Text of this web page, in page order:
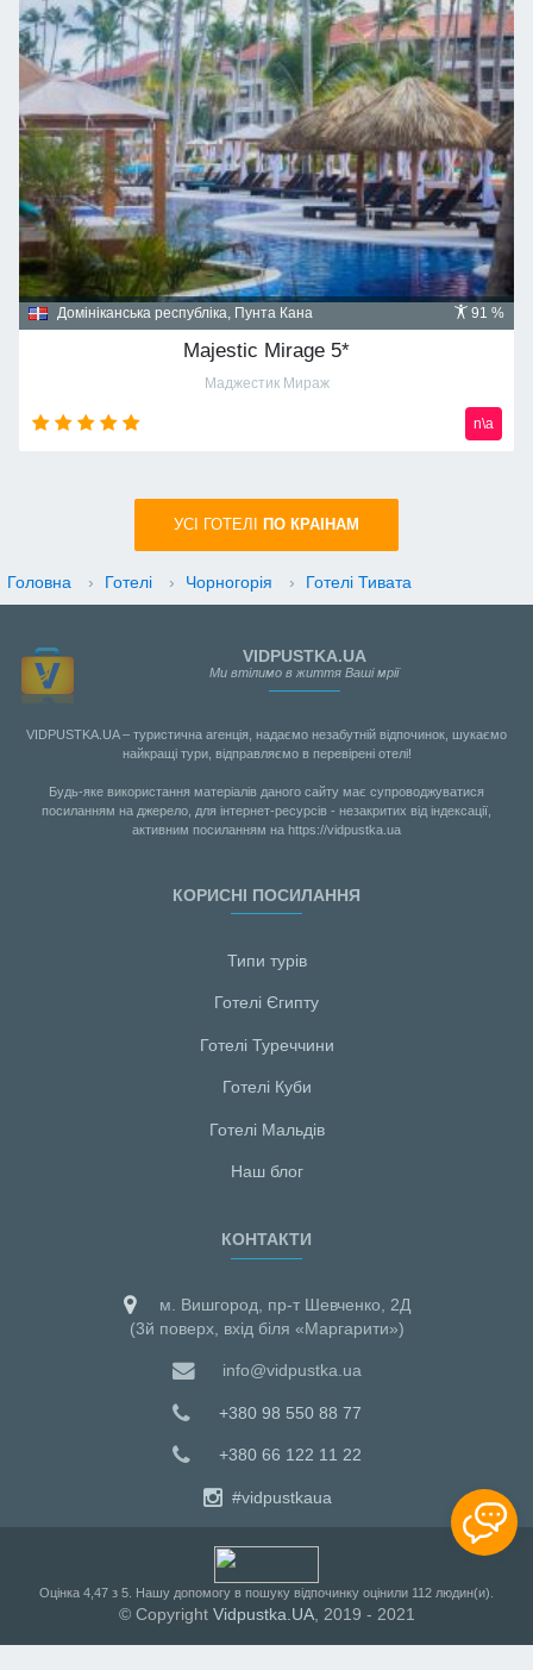
91 %
Домініканська республіка, Пунта Кана
Majestic Mirage 5*
Маджестик Мираж
n\a
УСI ГОТЕЛІ ПО КРАIНАМ
Головна › Готелі › Чорногорія › Готелі Тивата
VIDPUSTKA.UA
Ми втілимо в життя Ваші мрії
VIDPUSTKA.UA – туристична агенція, надаємо незабутній відпочинок, шукаємо
найкращі тури, відправляємо в перевірені отелі!
Будь-яке використання матеріалів даного сайту має супроводжуватися
посиланням на джерело, для інтернет-ресурсів - незакритих від індексації,
активним посиланням на https://vidpustka.ua
КОРИСНІ ПОСИЛАННЯ
Типи турів
Готелі Єгипту
Готелі Туреччини
Готелі Куби
Готелі Мальдiв
Наш блог
КОНТАКТИ
м. Вишгород, пр-т Шевченко, 2Д
(3й поверх, вхід біля «Маргарити»)
info@vidpustka.ua
+380 98 550 88 77
+380 66 122 11 22
#vidpustkaua
Оцiнка 4,47 з 5 . Нашу допомогу в пошуку відпочинку оцінили 112 людин(и).
© Copyright Vidpustka.UA, 2019 - 2021